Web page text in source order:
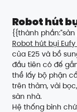
Robot hút
{{thành phần:"sản
Robot hút bụi Eufy
của E25 và bổ
đầu tiên có đế
thể lấy bộ phận
trên thảm, vải
sàn nhà.
Hệ thống bình